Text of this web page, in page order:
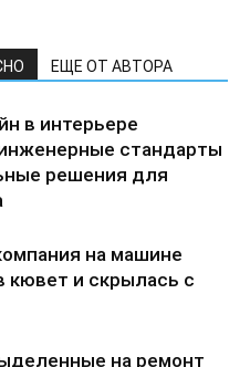
ЕЩЕ ОТ АВТОРА
в интерьере
стандарты
решения для
на машине
кювет и скрылась с
на ремонт